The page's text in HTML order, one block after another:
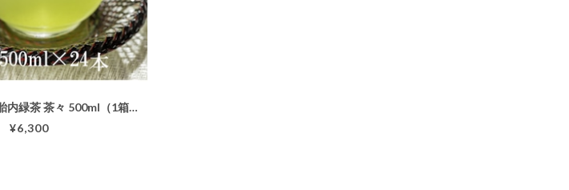
【2箱セット】 胎内緑茶 茶々 500ml（1箱：24本入）
¥6,300